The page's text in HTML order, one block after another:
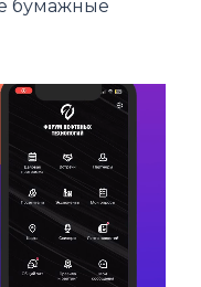
бумажные